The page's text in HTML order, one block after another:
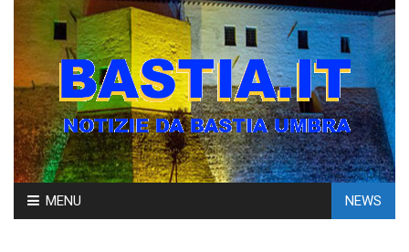
Skip
to
MENU NEWS